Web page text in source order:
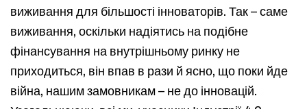
виживання для більшості інноваторів. Так – саме
виживання, оскільки надіятись на подібне
фінансування на внутрішньому ринку не
приходиться, він впав в рази й ясно, що поки йде
війна, нашим замовникам – не до інновацій.